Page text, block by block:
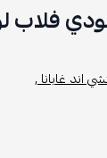
اند غابانا ,